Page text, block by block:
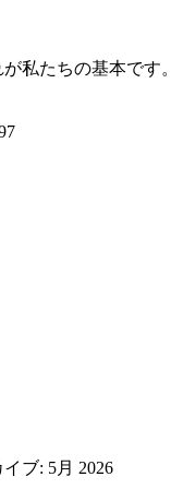
私たちの基本です。
ブ: 5月 2026